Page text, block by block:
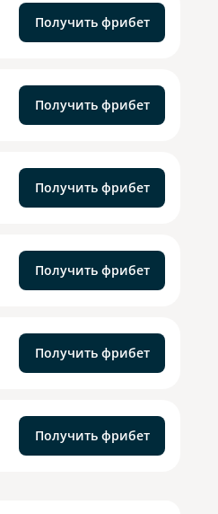
Получить фрибет
Получить фрибет
Получить фрибет
Получить фрибет
Получить фрибет
Получить фрибет